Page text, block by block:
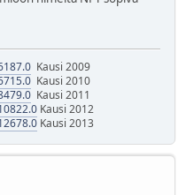
Kausi 2009
Kausi 2010
Kausi 2011
Kausi 2012
Kausi 2013